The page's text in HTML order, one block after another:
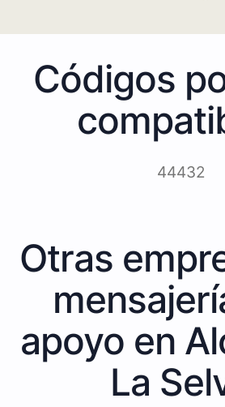
Códigos
44432
Otras
apoyo en
La